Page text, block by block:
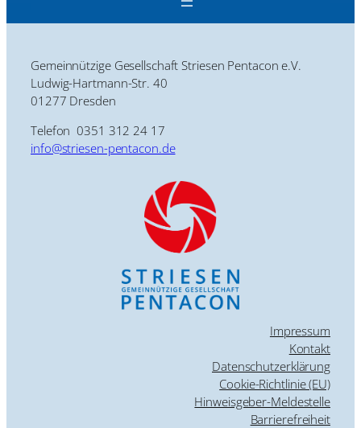
Gemeinnützige Gesellschaft Striesen Pentacon e.V.
Ludwig-Hartmann-Str. 40
01277 Dresden
Telefon 0351 312 24 17
info@striesen-pentacon.de
Impressum
Kontakt
Datenschutzerklärung
Cookie-Richtlinie (EU)
Hinweisgeber-Meldestelle
Barrierefreiheit